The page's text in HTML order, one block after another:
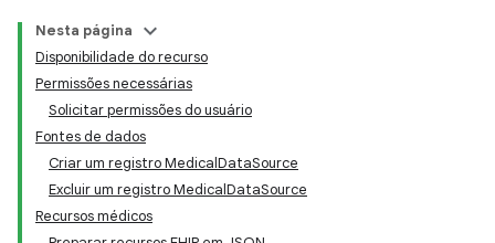
Nesta página
Disponibilidade do recurso
Permissões necessárias
Solicitar permissões do usuário
Fontes de dados
Criar um registro MedicalDataSource
Excluir um registro MedicalDataSource
Recursos médicos